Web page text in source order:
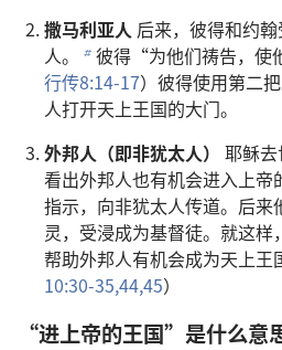
撒马利亚人 后来，彼得和约
人。
b彼得“为他们祷告，使
行传8:14-17）彼得使用第二
人打开天上王国的大门。
外邦人（即非犹太人） 耶稣
看出外邦人也有机会进入上帝
指示，向非犹太人传道。后来
灵，受浸成为基督徒。就这样
帮助外邦人有机会成为天上王
10:30-35,44,45）
“进上帝的王国”是什么意